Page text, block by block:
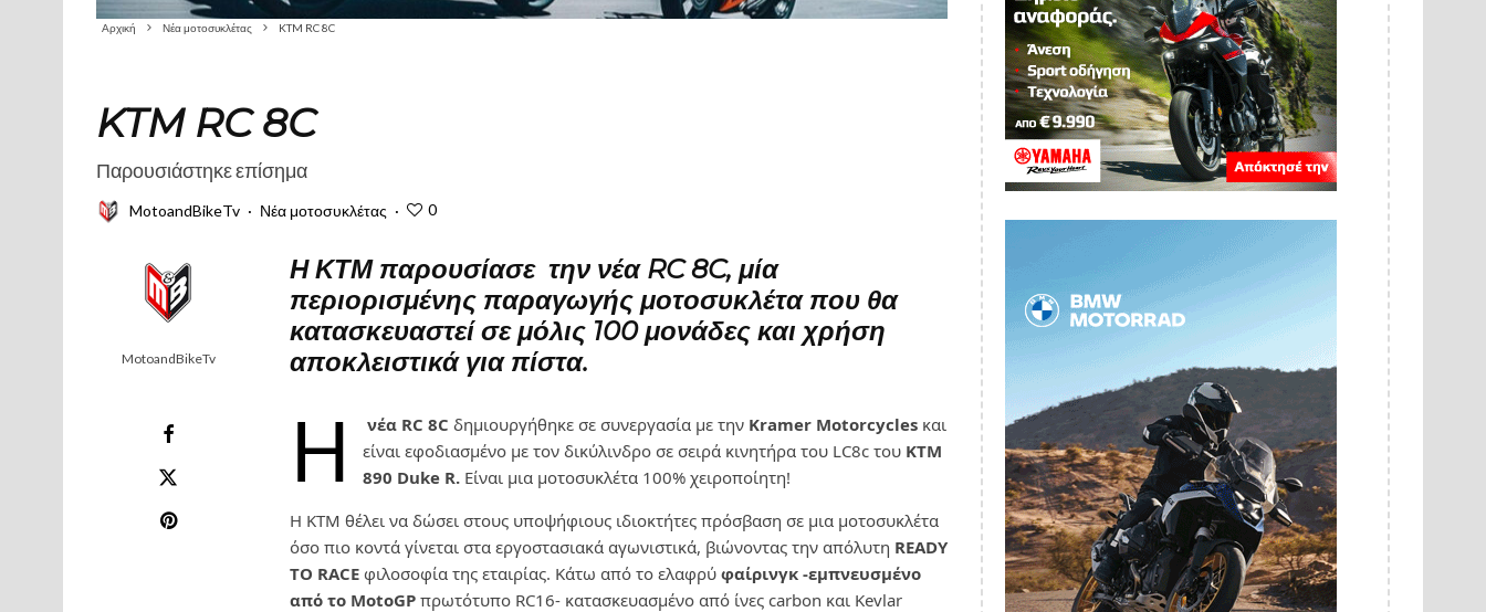
Αρχική Νέα μοτοσυκλέτας KTM RC 8C
KTM RC 8C
Παρουσιάστηκε επίσημα
MotoandBikeTv · Νέα μοτοσυκλέτας · 0
MotoandBikeTv
Η ΚΤΜ παρουσίασε την νέα RC 8C, μία
περιορισμένης παραγωγής μοτοσυκλέτα που θα
κατασκευαστεί σε μόλις 100 μονάδες και χρήση
αποκλειστικά για πίστα.
Η νέα RC 8C δημιουργήθηκε σε συνεργασία με την Kramer Motorcycles και
είναι εφοδιασμένο με τον δικύλινδρο σε σειρά κινητήρα του LC8c του KTM
890 Duke R. Είναι μια μοτοσυκλέτα 100% χειροποίητη!
Η ΚΤΜ θέλει να δώσει στους υποψήφιους ιδιοκτήτες πρόσβαση σε μια μοτοσυκλέτα
όσο πιο κοντά γίνεται στα εργοστασιακά αγωνιστικά, βιώνοντας την απόλυτη READY
TO RACE φιλοσοφία της εταιρίας. Κάτω από το ελαφρύ φαίρινγκ -εμπνευσμένο
από το MotoGP πρωτότυπο RC16- κατασκευασμένο από ίνες carbon και Kevlar